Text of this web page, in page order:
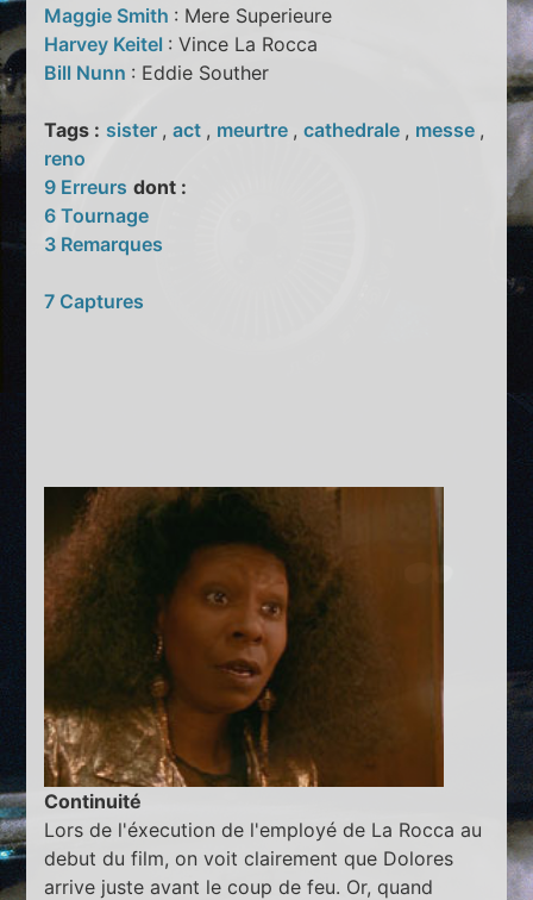
Maggie Smith : Mere Superieure
Harvey Keitel : Vince La Rocca
Bill Nunn : Eddie Souther
Tags : sister ,act , meurtre ,cathedrale , messe ,
reno
9 Erreurs dont :
6 Tournage
3 Remarques
7 Captures
Continuité
Lors de l'éxecution de l'employé de La Rocca au
debut du film, on voit clairement que Dolores
arrive juste avant le coup de feu. Or, quand